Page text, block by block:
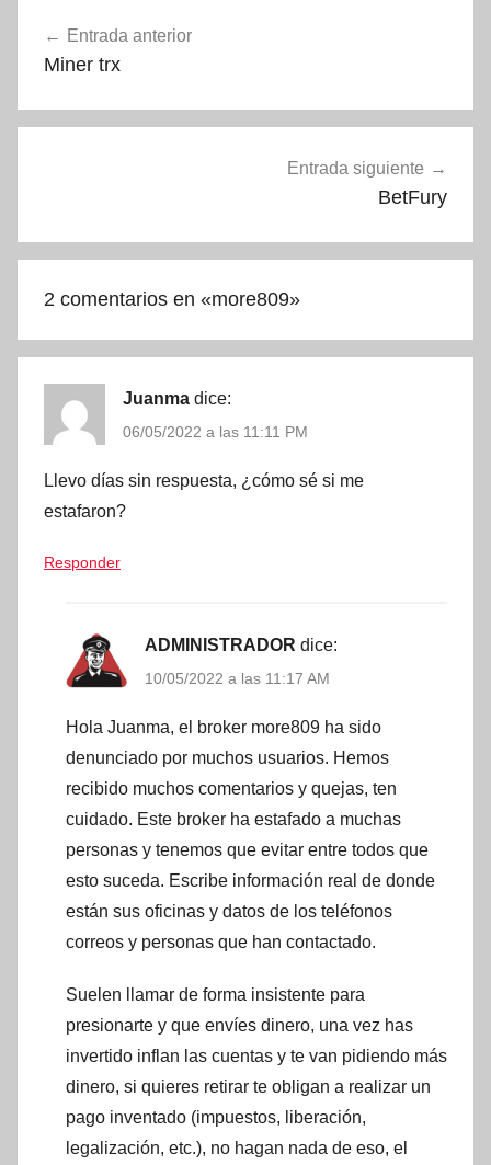
de
Entrada anterior
Miner trx
Entrada siguiente
BetFury
2 comentarios en «more809»
Juanma dice:
06/05/2022 a las 11:11 PM
Llevo días sin respuesta, ¿cómo sé si me
estafaron?
Responder
ADMINISTRADOR dice:
10/05/2022 a las 11:17 AM
Hola Juanma, el broker more809 ha sido
denunciado por muchos usuarios. Hemos
recibido muchos comentarios y quejas, ten
cuidado. Este broker ha estafado a muchas
personas y tenemos que evitar entre todos que
esto suceda. Escribe información real de donde
están sus oficinas y datos de los teléfonos
correos y personas que han contactado.
Suelen llamar de forma insistente para
presionarte y que envíes dinero, una vez has
invertido inflan las cuentas y te van pidiendo más
dinero, si quieres retirar te obligan a realizar un
pago inventado (impuestos, liberación,
legalización, etc.), no hagan nada de eso, el